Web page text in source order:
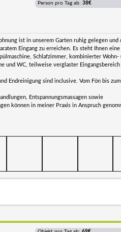
Person pro Tag ab: 38€
ist in unserem Garten ruhig gelegen und
Eingang zu erreichen. Es steht Ihnen eine
Schlafzimmer, kombinierter Wohn-
und WC, teilweise verglaster
Endreinigung sind inclusive. Vom Fön bis
Entspannungsmassagen sowie
können in meiner Praxis in Anspruch